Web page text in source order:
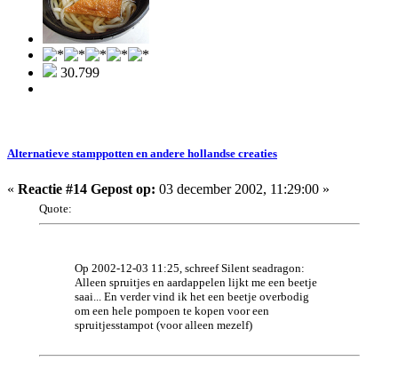
30.799
Alternatieve stamppotten en andere hollandse creaties
« Reactie #14 Gepost op: 03 december 2002, 11:29:00 »
Quote:
Op 2002-12-03 11:25, schreef Silent seadragon:
Alleen spruitjes en aardappelen lijkt me een beetje
saai... En verder vind ik het een beetje overbodig
om een hele pompoen te kopen voor een
spruitjesstampot (voor alleen mezelf)